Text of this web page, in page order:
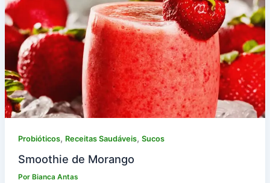
Probióticos, Receitas Saudáveis, Sucos
Smoothie de Morango
Por Bianca Antas